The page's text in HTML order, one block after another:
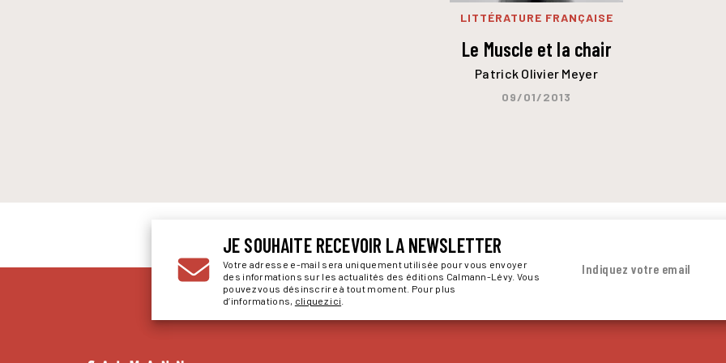
LITTÉRATURE FRANÇAISE
Le Muscle et la chair
Patrick Olivier Meyer
09/01/2013
JE SOUHAITE RECEVOIR LA NEWSLETTER
Votre adresse e-mail sera uniquement utilisée pour vous envoyer
des informations sur les actualités des éditions Calmann-Lévy. Vous
pouvez vous désinscrire à tout moment. Pour plus
d’informations, cliquez ici
Indiquez votre email